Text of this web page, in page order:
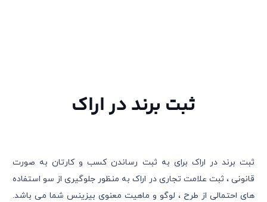
ثبت برند در اراک
ثبت برند در اراک برای به ثبت رساندن کسب و کارتان به صورت
قانونی ، ثبت علامت تجاری در اراک به منظور جلوگیری از سو استفاده
های احتمالی از طرح ، لوگو و ماهیت معنوی بیزینس شما می باشد.